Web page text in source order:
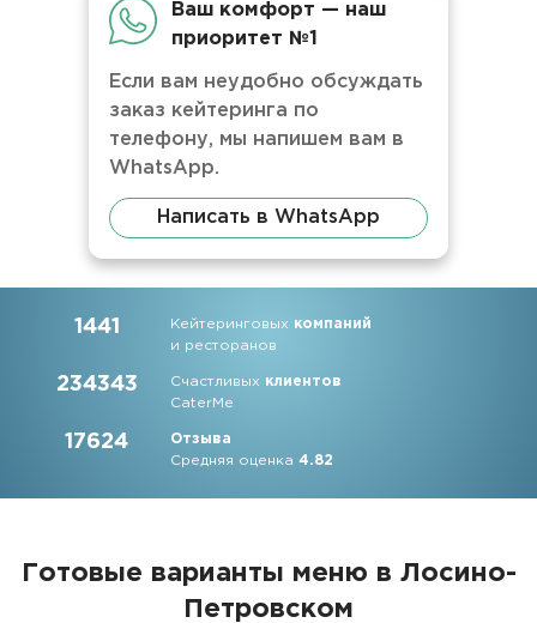
Ваш комфорт — наш
приоритет №1
Если вам неудобно обсуждать
заказ кейтеринга по
телефону, мы напишем вам в
WhatsApp.
Написать в WhatsApp
1441 Кейтеринговых компаний
и ресторанов
234343 Счастливых клиентов
CaterMe
17624
Отзыва
Средняя оценка4.82
Готовые варианты меню в Лосино-
Петровском